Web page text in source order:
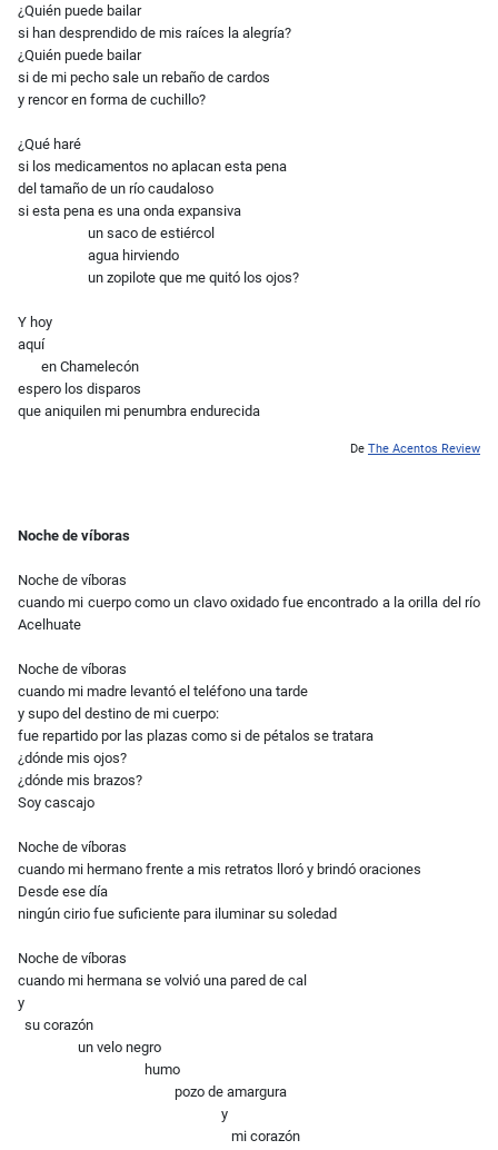
¿Quién puede bailar
si han desprendido de mis raíces la alegría?
¿Quién puede bailar
si de mi pecho sale un rebaño de cardos
y rencor en forma de cuchillo?
¿Qué haré
si los medicamentos no aplacan esta pena
del tamaño de un río caudaloso
si esta pena es una onda expansiva
un saco de estiércol
agua hirviendo
un zopilote que me quitó los ojos?
Y hoy
aquí
en Chamelecón
espero los disparos
que aniquilen mi penumbra endurecida
De The Acentos Review
Noche de víboras
Noche de víboras
cuando mi cuerpo como un clavo oxidado fue encontrado a la orilla del río
Acelhuate
Noche de víboras
cuando mi madre levantó el teléfono una tarde
y supo del destino de mi cuerpo:
fue repartido por las plazas como si de pétalos se tratara
¿dónde mis ojos?
¿dónde mis brazos?
Soy cascajo
Noche de víboras
cuando mi hermano frente a mis retratos lloró y brindó oraciones
Desde ese día
ningún cirio fue suficiente para iluminar su soledad
Noche de víboras
cuando mi hermana se volvió una pared de cal
y
su corazón
un velo negro
humo
pozo de amargura
y
mi corazón